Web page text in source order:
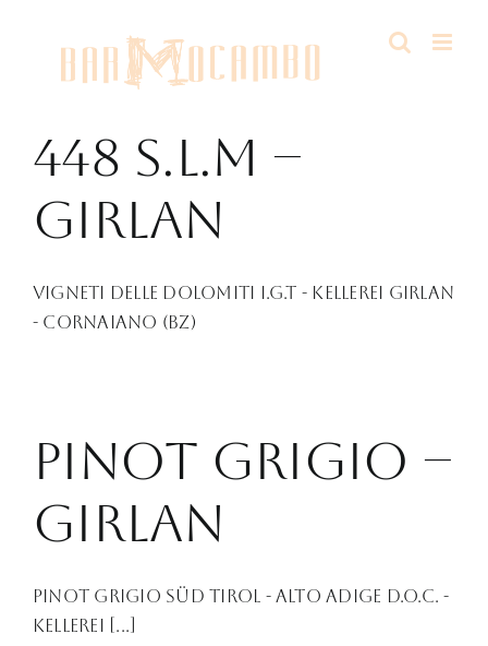
448 s.l.m –
girlan
Vigneti delle Dolomiti I.G.T - Kellerei Girlan
- Cornaiano (BZ)
pinot grigio –
girlan
pinot grigio Süd Tirol - Alto Adige D.O.C. -
Kellerei [...]